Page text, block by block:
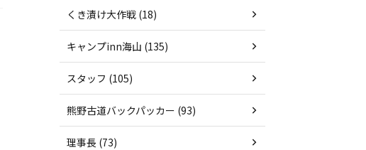
くき漬け大作戦 (18)
キャンプinn海山 (135)
スタッフ (105)
熊野古道バックパッカー (93)
理事長 (73)